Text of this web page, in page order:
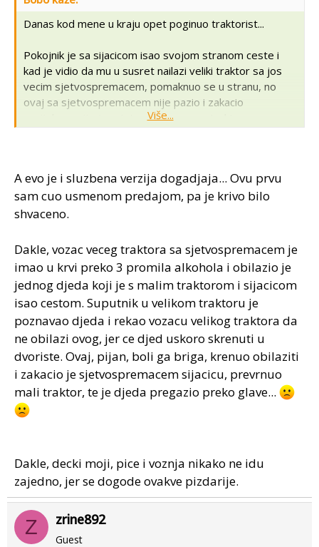
Danas kod mene u kraju opet poginuo traktorist...
Pokojnik je sa sijacicom isao svojom stranom ceste i
kad je vidio da mu u susret nailazi veliki traktor sa jos
vecim sjetvospremacem, pomaknuo se u stranu, no
ovaj sa sjetvospremacem nije pazio i zakacio
covijekovu sijacicu sjetvospremacem, traktor se
Više...
A evo je i sluzbena verzija dogadjaja... Ovu prvu
sam cuo usmenom predajom, pa je krivo bilo
shvaceno.
Dakle, vozac veceg traktora sa sjetvospremacem je
imao u krvi preko 3 promila alkohola i obilazio je
jednog djeda koji je s malim traktorom i sijacicom
isao cestom. Suputnik u velikom traktoru je
poznavao djeda i rekao vozacu velikog traktora da
ne obilazi ovog, jer ce djed uskoro skrenuti u
dvoriste. Ovaj, pijan, boli ga briga, krenuo obilaziti
i zakacio je sjetvospremacem sijacicu, prevrnuo
mali traktor, te je djeda pregazio preko glave...
Dakle, decki moji, pice i voznja nikako ne idu
zajedno, jer se dogode ovakve pizdarije.
Z zrine892
Guest